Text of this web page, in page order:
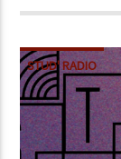
STUD' RADIO